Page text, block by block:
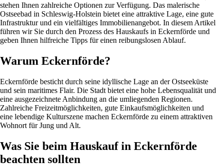
stehen Ihnen zahlreiche Optionen zur Verfügung. Das malerische
Ostseebad in Schleswig-Holstein bietet eine attraktive Lage, eine gute
Infrastruktur und ein vielfältiges Immobilienangebot. In diesem Artikel
führen wir Sie durch den Prozess des Hauskaufs in Eckernförde und
geben Ihnen hilfreiche Tipps für einen reibungslosen Ablauf.
Warum Eckernförde?
Eckernförde besticht durch seine idyllische Lage an der Ostseeküste
und sein maritimes Flair. Die Stadt bietet eine hohe Lebensqualität und
eine ausgezeichnete Anbindung an die umliegenden Regionen.
Zahlreiche Freizeitmöglichkeiten, gute Einkaufsmöglichkeiten und
eine lebendige Kulturszene machen Eckernförde zu einem attraktiven
Wohnort für Jung und Alt.
Was Sie beim Hauskauf in Eckernförde
beachten sollten